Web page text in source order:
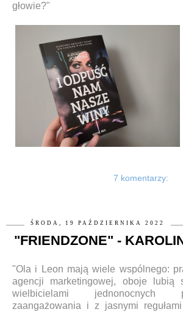
głowie?"
7 komentarzy:
ŚRODA, 19 PAŹDZIERNIKA 2022
"FRIENDZONE" -
"Ola i Leon mają wiele wspólnego:
agencji marketingowej, oboje
wielbicielami jednonocnych
zaangażowania i z jasnymi